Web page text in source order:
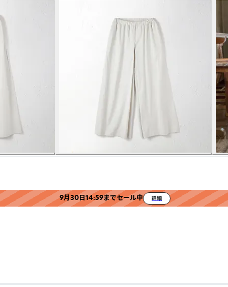
9月30日14:59までセール中 詳細